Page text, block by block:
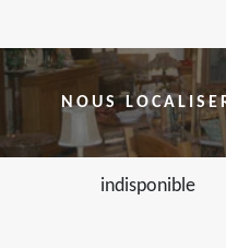
NOUS
indisponible